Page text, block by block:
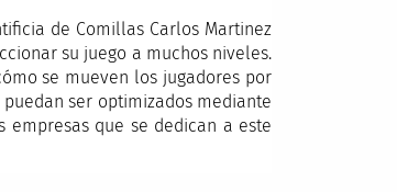
de Comillas Carlos Martinez
su juego a muchos niveles.
se mueven los jugadores por
ser optimizados mediante
empresas que se dedican a este